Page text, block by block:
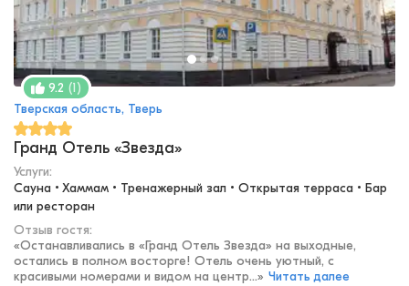
9.2 (1)
Тверская область, Тверь
Гранд Отель «Звезда»
Услуги:
Сауна • Хаммам • Тренажерный зал • Открытая терраса • Бар
или ресторан
Отзыв гостя:
«Останавливались в «Гранд Отель Звезда» на выходные,
остались в полном восторге! Отель очень уютный, с
красивыми номерами и видом на центр...» Читать далее